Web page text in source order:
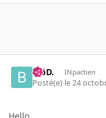
.BöD. INpactien
Posté(e) le 24